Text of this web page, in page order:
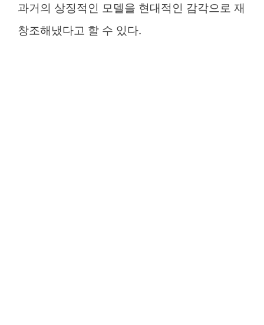
과거의 상징적인 모델을 현대적인 감각으로 재
창조해냈다고 할 수 있다.